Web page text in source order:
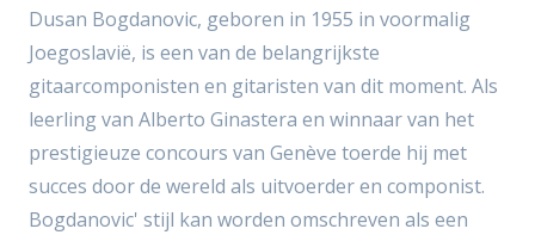
Dusan Bogdanovic, geboren in 1955 in voormalig
Joegoslavië, is een van de belangrijkste
gitaarcomponisten en gitaristen van dit moment. Als
leerling van Alberto Ginastera en winnaar van het
prestigieuze concours van Genève toerde hij met
succes door de wereld als uitvoerder en componist.
Bogdanovic' stijl kan worden omschreven als een